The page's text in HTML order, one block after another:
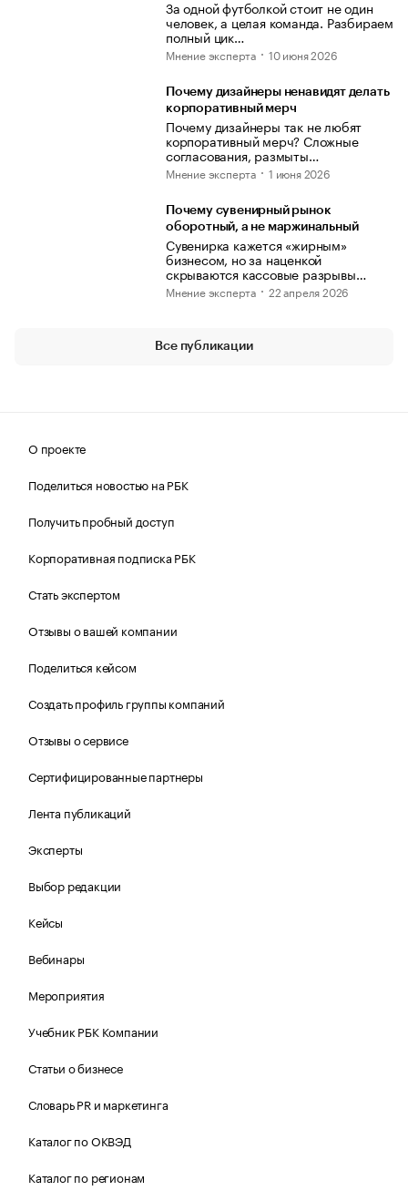
За одной футболкой стоит не один
человек, а целая команда. Разбираем
полный цик…
Мнение эксперта 10 июня 2026
Почему дизайнеры ненавидят делать
корпоративный мерч
Почему дизайнеры так не любят
корпоративный мерч? Сложные
согласования, размыты…
Мнение эксперта 1 июня 2026
Почему сувенирный рынок
оборотный, а не маржинальный
Сувенирка кажется «жирным»
бизнесом, но за наценкой
скрываются кассовые разрывы…
Мнение эксперта 22 апреля 2026
Все публикации
О проекте
Поделиться новостью на РБК
Получить пробный доступ
Корпоративная подписка РБК
Стать экспертом
Отзывы о вашей компании
Поделиться кейсом
Создать профиль группы компаний
Отзывы о сервисе
Сертифицированные партнеры
Лента публикаций
Эксперты
Выбор редакции
Кейсы
Вебинары
Мероприятия
Учебник РБК Компании
Статьи о бизнесе
Словарь PR и маркетинга
Каталог по ОКВЭД
Каталог по регионам